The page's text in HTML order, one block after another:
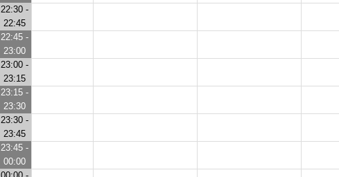
22:30 -
22:45
22:45 -
23:00
23:00 -
23:15
23:15 -
23:30
23:30 -
23:45
23:45 -
00:00